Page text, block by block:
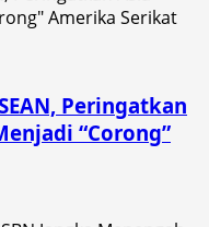
Peringatkan
“Corong”